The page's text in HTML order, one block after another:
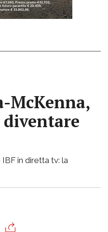
McKenna,
diventare
in diretta tv: la